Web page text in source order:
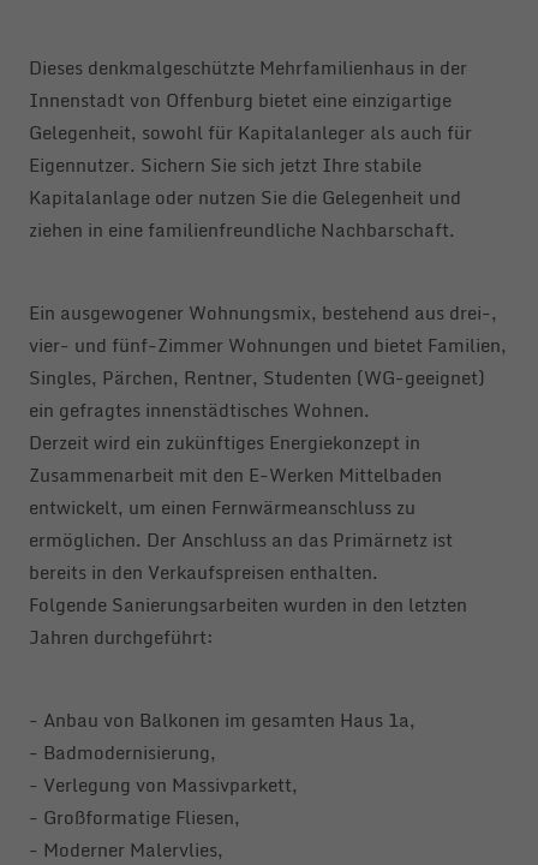
Dieses denkmalgeschützte Mehrfamilienhaus in der
Innenstadt von Offenburg bietet eine einzigartige
Gelegenheit, sowohl für Kapitalanleger als auch für
Eigennutzer. Sichern Sie sich jetzt Ihre stabile
Kapitalanlage oder nutzen Sie die Gelegenheit und
ziehen in eine familienfreundliche Nachbarschaft.
Ein ausgewogener Wohnungsmix, bestehend aus drei-,
vier- und fünf-Zimmer Wohnungen und bietet Familien,
Singles, Pärchen, Rentner, Studenten (WG-geeignet)
ein gefragtes innenstädtisches Wohnen.
Derzeit wird ein zukünftiges Energiekonzept in
Zusammenarbeit mit den E-Werken Mittelbaden
entwickelt, um einen Fernwärmeanschluss zu
ermöglichen. Der Anschluss an das Primärnetz ist
bereits in den Verkaufspreisen enthalten.
Folgende Sanierungsarbeiten wurden in den letzten
Jahren durchgeführt:
- Anbau von Balkonen im gesamten Haus 1a,
- Badmodernisierung,
- Verlegung von Massivparkett,
- Großformatige Fliesen,
- Moderner Malervlies,